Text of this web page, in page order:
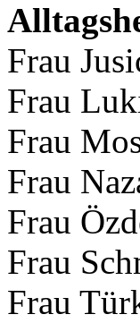
Frau
Frau
Frau
Frau
Frau
Frau
Frau